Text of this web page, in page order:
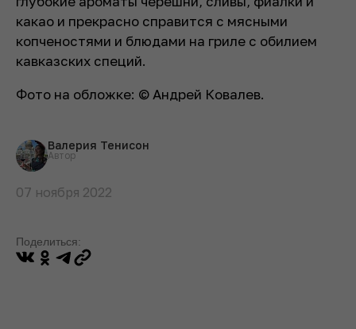
какао и прекрасно справится с мясными
копченостями и блюдами на гриле с обилием
кавказских специй.
Фото на обложке: © Андрей Ковалев.
Валерия Тенисон
Автор
07 ноября 2022
Поделиться: